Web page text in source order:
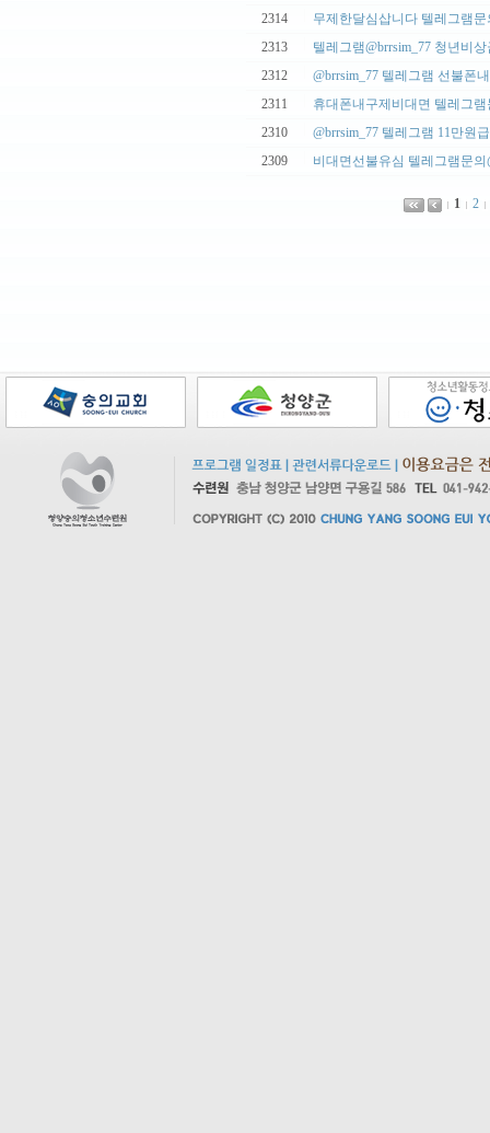
2314
무제한달심삽니다 텔레그램문
2313
텔레그램@brrsim_77 청년비
2312
@brrsim_77 텔레그램 선불폰
2311
휴대폰내구제비대면 텔레그램
2310
@brrsim_77 텔레그램 11만원
2309
비대면선불유심 텔레그램문의
1 2